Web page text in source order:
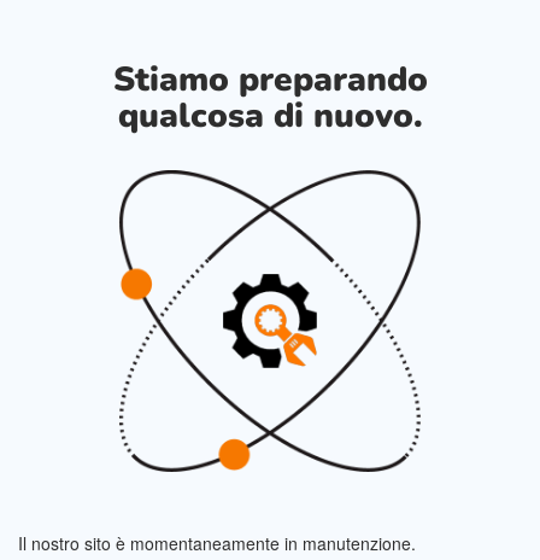
Stiamo preparando
qualcosa di nuovo.
Il nostro sito è momentaneamente in manutenzione.